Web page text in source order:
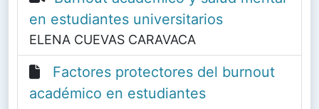
en estudiantes universitarios
ELENA CUEVAS CARAVACA
Factores protectores del burnout
académico en estudiantes